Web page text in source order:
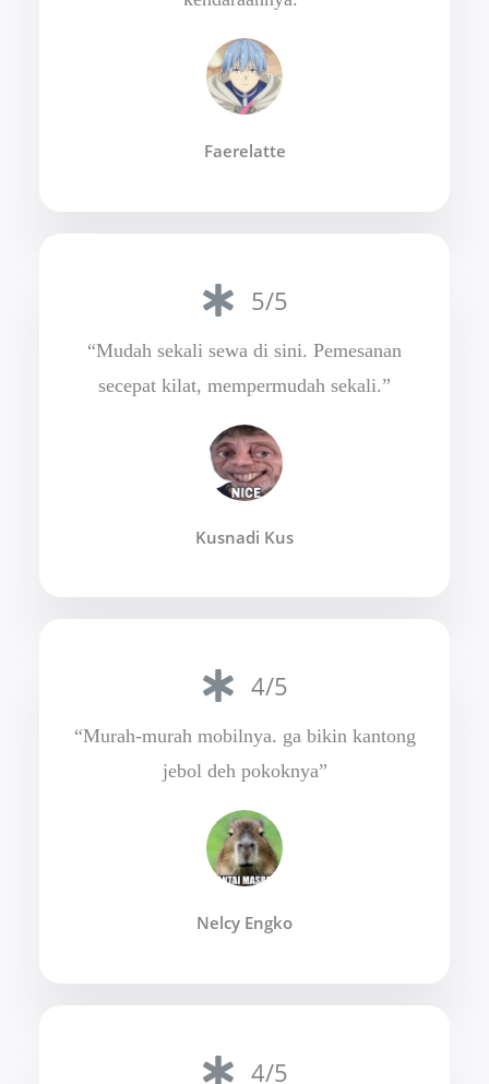
Faerelatte
5/5
“Mudah sekali sewa di sini. Pemesanan
secepat kilat, mempermudah sekali.”
Kusnadi Kus
4/5
“Murah-murah mobilnya. ga bikin kantong
jebol deh pokoknya”
Nelcy Engko
4/5